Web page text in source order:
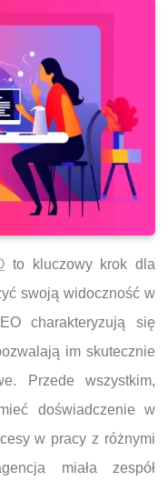
to kluczowy krok dla
swoją widoczność w
charakteryzują się
im skutecznie
Przede wszystkim,
doświadczenie w
w pracy z różnymi
miała zespół